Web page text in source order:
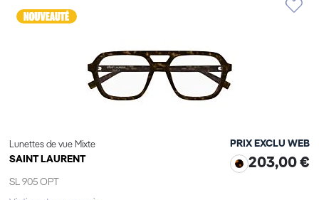
Lunettes de vue Mixte
SAINT LAURENT
SL 905 OPT
PRIX EXCLU WEB
203,00 €